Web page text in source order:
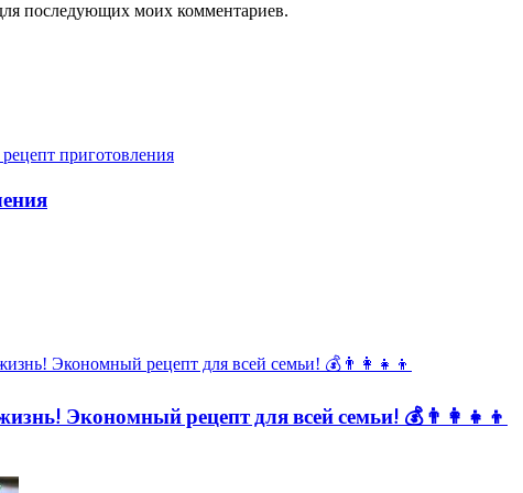
последующих моих комментариев.
Экономный рецепт для всей семьи! 💰👨👩👧👦